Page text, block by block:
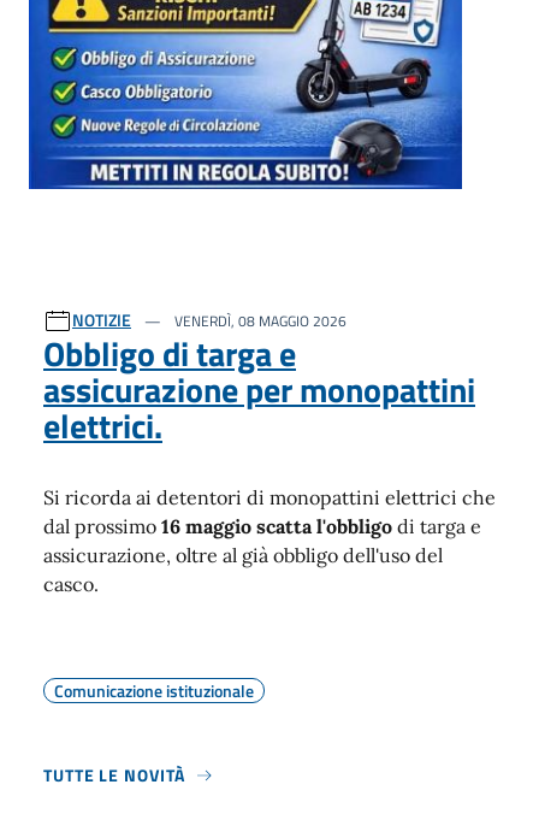
NOTIZIE VENERDÌ, 08 MAGGIO 2026
Obbligo di targa e
assicurazione per monopattini
elettrici.
Si ricorda ai detentori di monopattini elettrici che
dal prossimo 16 maggio scatta l'obbligo di targa e
assicurazione, oltre al già obbligo dell'uso del
casco.
Comunicazione istituzionale
TUTTE LE NOVITÀ